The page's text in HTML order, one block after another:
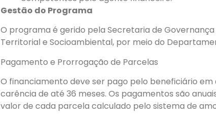
Gestão do Programa
O programa é gerido pela Secretaria de
Territorial e Socioambiental, por meio do
Pagamento e Prorrogação de Parcelas
O financiamento deve ser pago pelo beneficiário
carência de até 36 meses. Os pagamentos são
valor de cada parcela calculado pelo sistema de